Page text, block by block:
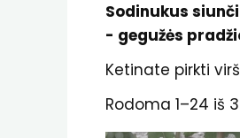
Sodinukus
- gegužės
Ketinate pirkti
Rodoma 1–24 iš